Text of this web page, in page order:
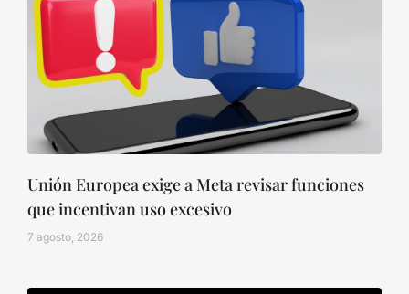
Unión Europea exige a Meta revisar funciones
que incentivan uso excesivo
7 agosto, 2026